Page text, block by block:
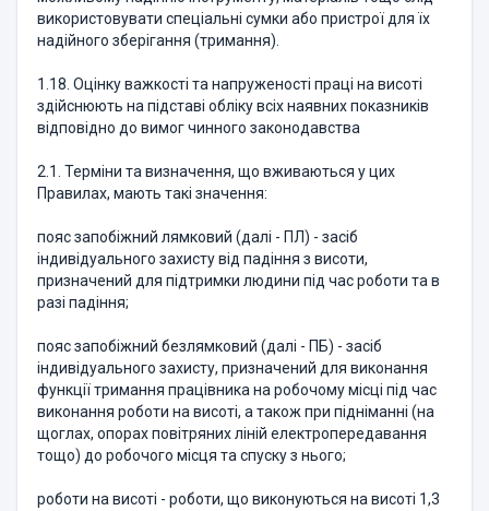
використовувати спеціальні сумки або пристрої для їх
надійного зберігання (тримання).
1.18. Оцінку важкості та напруженості праці на висоті
здійснюють на підставі обліку всіх наявних показників
відповідно до вимог чинного законодавства
2.1. Терміни та визначення, що вживаються у цих
Правилах, мають такі значення:
пояс запобіжний лямковий (далі - ПЛ) - засіб
індивідуального захисту від падіння з висоти,
призначений для підтримки людини під час роботи та в
разі падіння;
пояс запобіжний безлямковий (далі - ПБ) - засіб
індивідуального захисту, призначений для виконання
функції тримання працівника на робочому місці під час
виконання роботи на висоті, а також при підніманні (на
щоглах, опорах повітряних ліній електропередавання
тощо) до робочого місця та спуску з нього;
роботи на висоті - роботи, що виконуються на висоті 1,3